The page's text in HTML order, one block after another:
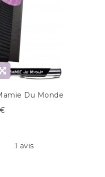
Du Monde
1 avis